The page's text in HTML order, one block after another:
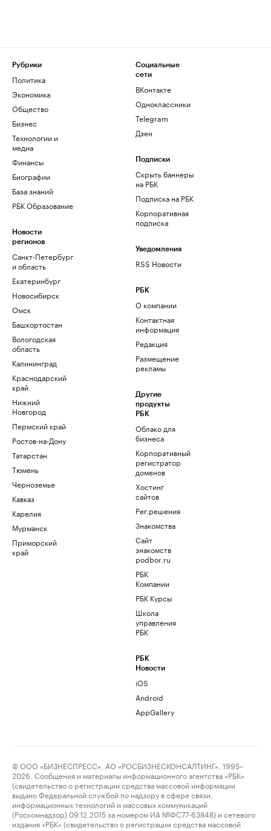
Рубрики
Политика
Экономика
Общество
Бизнес
Технологии и
медиа
Финансы
Биографии
База знаний
РБК Образование
Новости
регионов
Санкт-Петербург
и область
Екатеринбург
Новосибирск
Омск
Башкортостан
Вологодская
область
Калининград
Краснодарский
край
Нижний
Новгород
Пермский край
Ростов-на-Дону
Татарстан
Тюмень
Черноземье
Кавказ
Карелия
Мурманск
Приморский
край
Социальные
сети
ВКонтакте
Одноклассники
Telegram
Дзен
Подписки
Скрыть баннеры
на РБК
Подписка на РБК
Корпоративная
подписка
Уведомления
RSS Новости
РБК
О компании
Контактная
информация
Редакция
Размещение
рекламы
Другие
продукты
РБК
Облако для
бизнеса
Корпоративный
регистратор
доменов
Хостинг
сайтов
Рег.решения
Знакомства
Сайт
знакомств
podbor.ru
РБК
Компании
РБК Курсы
Школа
управления
РБК
РБК
Новости
iOS
Android
AppGallery
© ООО «БИЗНЕСПРЕСС», АО «РОСБИЗНЕСКОНСАЛТИНГ», 1995–
2026. Сообщения и материалы информационного агентства «РБК»
(свидетельство о регистрации средства массовой информации
выдано Федеральной службой по надзору в сфере связи,
информационных технологий и массовых коммуникаций
(Роскомнадзор) 09.12.2015 за номером ИА №ФС77-63848) и сетевого
издания «РБК» (свидетельство о регистрации средства массовой